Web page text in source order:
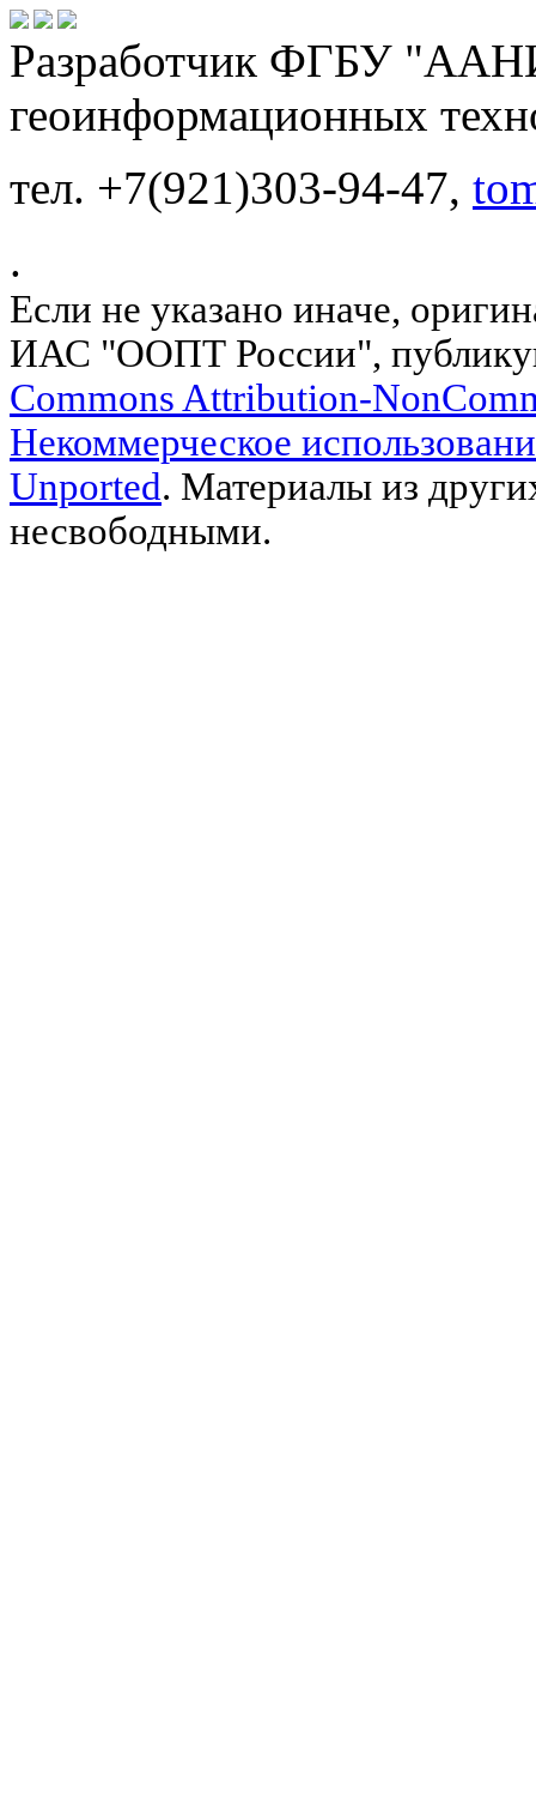
Разработчик ФГБУ
геоинформационных
тел. +7(921)303-94-47,
.
Если не указано иначе,
ИАС "ООПТ России",
Commons Attribution-
Некоммерческое
Unported. Материалы из
несвободными.